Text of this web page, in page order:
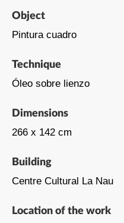
Object
Pintura cuadro
Technique
Óleo sobre lienzo
Dimensions
266 x 142 cm
Building
Centre Cultural La Nau
Location of the work